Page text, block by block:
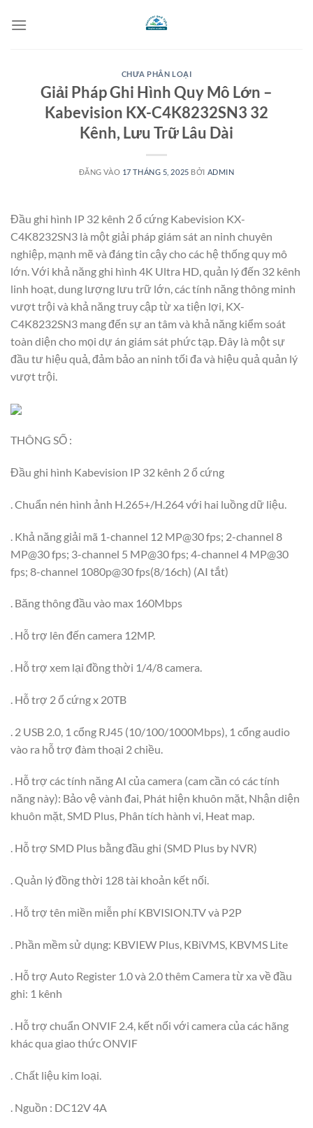
qua
CHƯA PHÂN LOẠI
Giải Pháp Ghi Hình Quy Mô Lớn –
Kabevision KX-C4K8232SN3 32
Kênh, Lưu Trữ Lâu Dài
ĐĂNG VÀO 17 THÁNG 5, 2025 BỞI ADMIN
Đầu ghi hình IP 32 kênh 2 ổ cứng Kabevision KX-
C4K8232SN3 là một giải pháp giám sát an ninh chuyên
nghiệp, mạnh mẽ và đáng tin cậy cho các hệ thống quy mô
lớn. Với khả năng ghi hình 4K Ultra HD, quản lý đến 32 kênh
linh hoạt, dung lượng lưu trữ lớn, các tính năng thông minh
vượt trội và khả năng truy cập từ xa tiện lợi, KX-
C4K8232SN3 mang đến sự an tâm và khả năng kiểm soát
toàn diện cho mọi dự án giám sát phức tạp. Đây là một sự
đầu tư hiệu quả, đảm bảo an ninh tối đa và hiệu quả quản lý
vượt trội.
THÔNG SỐ :
Đầu ghi hình Kabevision IP 32 kênh 2 ổ cứng
. Chuẩn nén hình ảnh H.265+/H.264 với hai luồng dữ liệu.
. Khả năng giải mã 1-channel 12 MP@30 fps; 2-channel 8
MP@30 fps; 3-channel 5 MP@30 fps; 4-channel 4 MP@30
fps; 8-channel 1080p@30 fps(8/16ch) (AI tắt)
. Băng thông đầu vào max 160Mbps
. Hỗ trợ lên đến camera 12MP.
. Hỗ trợ xem lại đồng thời 1/4/8 camera.
. Hỗ trợ 2 ổ cứng x 20TB
. 2 USB 2.0, 1 cổng RJ45 (10/100/1000Mbps), 1 cổng audio
vào ra hỗ trợ đàm thoại 2 chiều.
. Hỗ trợ các tính năng AI của camera (cam cần có các tính
năng này): Bảo vệ vành đai, Phát hiện khuôn mặt, Nhận diện
khuôn mặt, SMD Plus, Phân tích hành vi, Heat map.
. Hỗ trợ SMD Plus bằng đầu ghi (SMD Plus by NVR)
. Quản lý đồng thời 128 tài khoản kết nối.
. Hỗ trợ tên miền miễn phí KBVISION.TV và P2P
. Phần mềm sử dụng: KBVIEW Plus, KBiVMS, KBVMS Lite
. Hỗ trợ Auto Register 1.0 và 2.0 thêm Camera từ xa về đầu
ghi: 1 kênh
. Hỗ trợ chuẩn ONVIF 2.4, kết nối với camera của các hãng
khác qua giao thức ONVIF
. Chất liệu kim loại.
. Nguồn : DC12V 4A